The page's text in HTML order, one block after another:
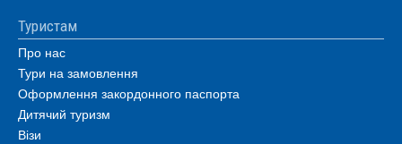
Туристам
Про нас
Тури на замовлення
Оформлення закордонного паспорта
Дитячий туризм
Візи